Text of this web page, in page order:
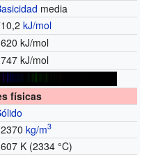
media
kJ/mol
kJ/mol
kJ/mol
físicas
kg/m3
K (2334 °C)